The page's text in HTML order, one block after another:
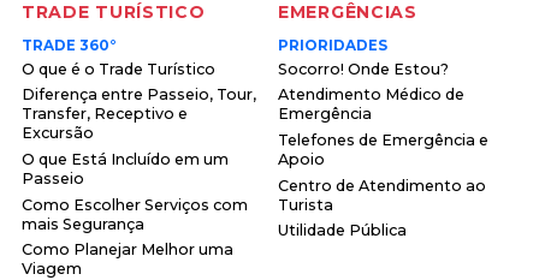
TRADE TURÍSTICO
TRADE 360°
O que é o Trade Turístico
Diferença entre Passeio, Tour,
Transfer, Receptivo e
Excursão
O que Está Incluído em um
Passeio
Como Escolher Serviços com
mais Segurança
Como Planejar Melhor uma
Viagem
EMERGÊNCIAS
PRIORIDADES
Socorro! Onde Estou?
Atendimento Médico de
Emergência
Telefones de Emergência e
Apoio
Centro de Atendimento ao
Turista
Utilidade Pública